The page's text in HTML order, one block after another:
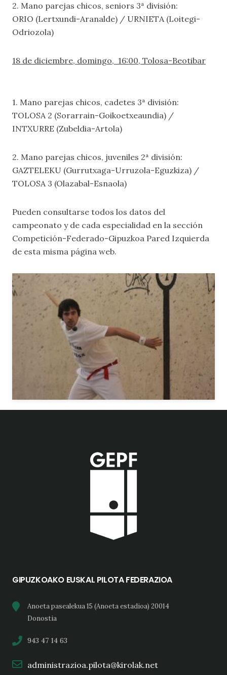
2. Mano parejas chicos, seniors 3ª división:
ORIO (Lertxundi-Aranalde) / URNIETA (Loitegi-
Odriozola)
18 de diciembre, domingo, 16:00, Tolosa-Beotibar
1. Mano parejas chicos, cadetes 3ª división:
TOLOSA 2 (Sorarrain-Goikoetxeaundia) /
INTXURRE (Zubeldia-Artola)
2. Mano parejas chicos, juveniles 2ª división:
GAZTELEKU (Gurrutxaga-Urruzola-Eguzkiza) /
TOLOSA 3 (Olazabal-Esnaola)
Pueden consultarse todos los datos del
campeonato y de cada especialidad en la sección
Competición-Federado-Gipuzkoa Pared Izquierda
de esta misma página web.
GIPUZKOAKO EUSKAL PILOTA FEDERAZIOA
Anoeta pasealekua 15 (Anoeta estadioa) 20014
Donostia
943 47 14 63
administrazioa.pilota@kirolak.net